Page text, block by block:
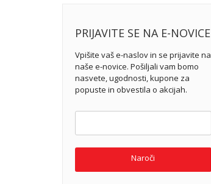
PRIJAVITE SE NA E-NOVICE
Vpišite vaš e-naslov in se prijavite na
naše e-novice. Pošiljali vam bomo
nasvete, ugodnosti, kupone za
popuste in obvestila o akcijah.
Naroči